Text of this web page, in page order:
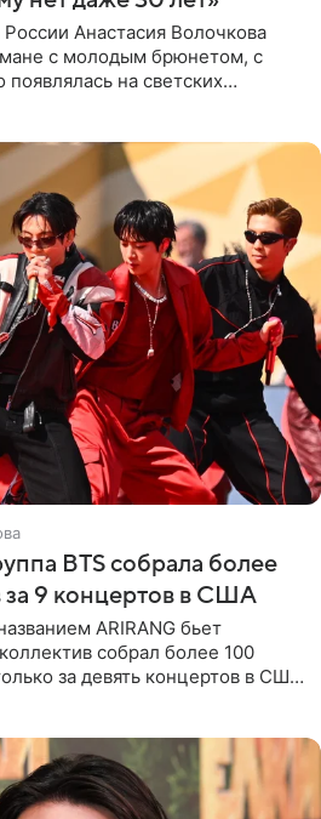
Анастасия Волочкова
с молодым брюнетом, с
на светских
BTS собрала более
за 9 концертов в США
ARIRANG бьет
собрал более 100
за девять концертов в США.